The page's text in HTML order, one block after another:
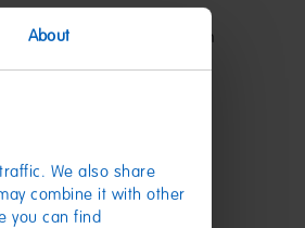
About
We also share
combine it with other
you can find
sieben Geschmacksrichtungen